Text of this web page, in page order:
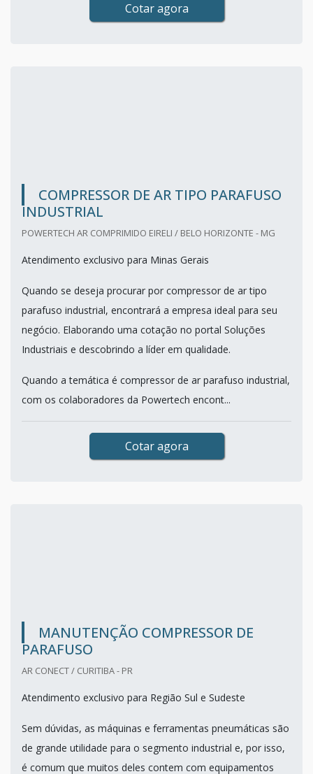
Cotar agora
COMPRESSOR DE AR TIPO PARAFUSO
INDUSTRIAL
POWERTECH AR COMPRIMIDO EIRELI / BELO HORIZONTE - MG
Atendimento exclusivo para Minas Gerais
Quando se deseja procurar por compressor de ar tipo
parafuso industrial, encontrará a empresa ideal para seu
negócio. Elaborando uma cotação no portal Soluções
Industriais e descobrindo a líder em qualidade.
Quando a temática é compressor de ar parafuso industrial,
com os colaboradores da Powertech encont...
Cotar agora
MANUTENÇÃO COMPRESSOR DE
PARAFUSO
AR CONECT / CURITIBA - PR
Atendimento exclusivo para Região Sul e Sudeste
Sem dúvidas, as máquinas e ferramentas pneumáticas são
de grande utilidade para o segmento industrial e, por isso,
é comum que muitos deles contem com equipamentos